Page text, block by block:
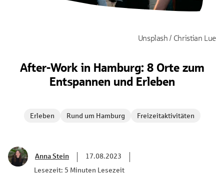
Unsplash / Christian Lue
After-Work in Hamburg: 8 Orte zum
Entspannen und Erleben
Erleben Rund um Hamburg Freizeitaktivitäten
Anna Stein
17.08.2023
Lesezeit: 5 Minuten Lesezeit